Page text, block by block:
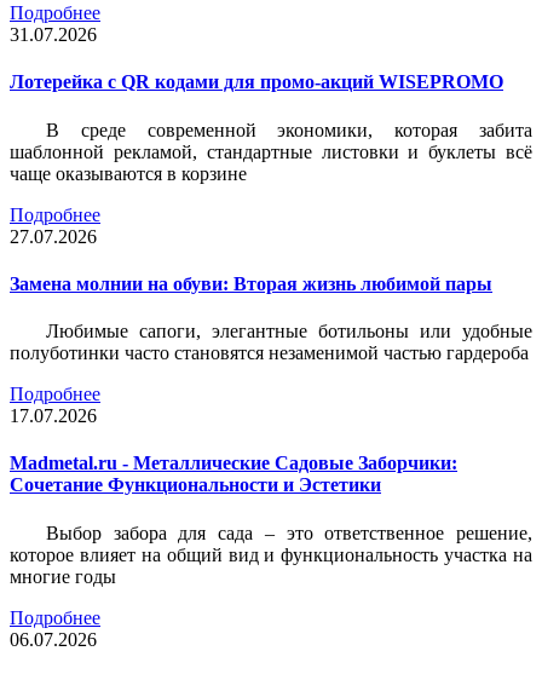
Подробнее
31.07.2026
Лотерейка c QR кодами для промо-акций WISEPROMO
В среде современной экономики, которая забита
шаблонной рекламой, стандартные листовки и буклеты всё
чаще оказываются в корзине
Подробнее
27.07.2026
Замена молнии на обуви: Вторая жизнь любимой пары
Любимые сапоги, элегантные ботильоны или удобные
полуботинки часто становятся незаменимой частью гардероба
Подробнее
17.07.2026
Madmetal.ru - Металлические Садовые Заборчики:
Сочетание Функциональности и Эстетики
Выбор забора для сада – это ответственное решение,
которое влияет на общий вид и функциональность участка на
многие годы
Подробнее
06.07.2026